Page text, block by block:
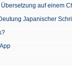
auf einem
Japanischer